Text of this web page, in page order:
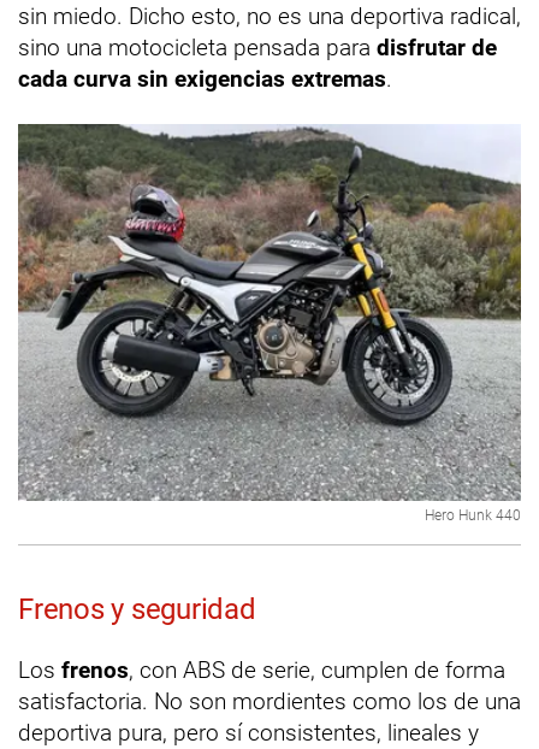
sin miedo. Dicho esto, no es una deportiva radical,
sino una motocicleta pensada para disfrutar de
cada curva sin exigencias extremas.
Hero Hunk 440
Frenos y seguridad
Los frenos, con ABS de serie, cumplen de forma
satisfactoria. No son mordientes como los de una
deportiva pura, pero sí consistentes, lineales y